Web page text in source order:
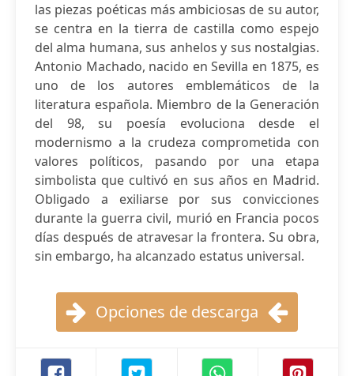
las piezas poéticas más ambiciosas de su autor,
se centra en la tierra de castilla como espejo
del alma humana, sus anhelos y sus nostalgias.
Antonio Machado, nacido en Sevilla en 1875, es
uno de los autores emblemáticos de la
literatura española. Miembro de la Generación
del 98, su poesía evoluciona desde el
modernismo a la crudeza comprometida con
valores políticos, pasando por una etapa
simbolista que cultivó en sus años en Madrid.
Obligado a exiliarse por sus convicciones
durante la guerra civil, murió en Francia pocos
días después de atravesar la frontera. Su obra,
sin embargo, ha alcanzado estatus universal.
Opciones de descarga